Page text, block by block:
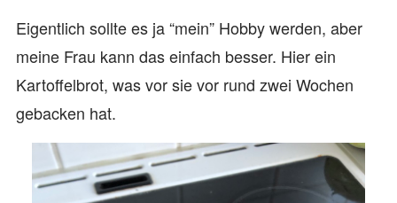
Eigentlich sollte es ja “mein” Hobby werden, aber
meine Frau kann das einfach besser. Hier ein
Kartoffelbrot, was vor sie vor rund zwei Wochen
gebacken hat.